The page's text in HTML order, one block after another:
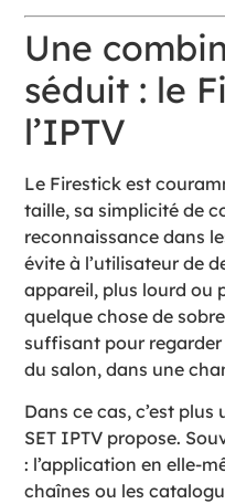
Une
séduit : le
l’IPTV
Le Firestick est
taille, sa simplicité de
reconnaissance dans
évite à l’utilisateur de
appareil, plus lourd ou
quelque chose de
suffisant pour
du salon, dans une
Dans ce cas, c’est
SET IPTV propose.
: l’application en elle-
chaînes ou les